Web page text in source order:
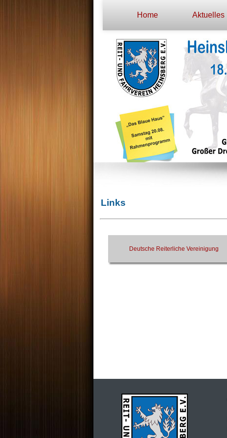
Home Aktuelles
Links
Deutsche Reiterliche Vereinigung